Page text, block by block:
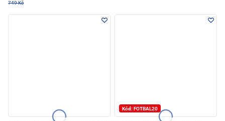
749 Kč
Kód: FOTBAL20